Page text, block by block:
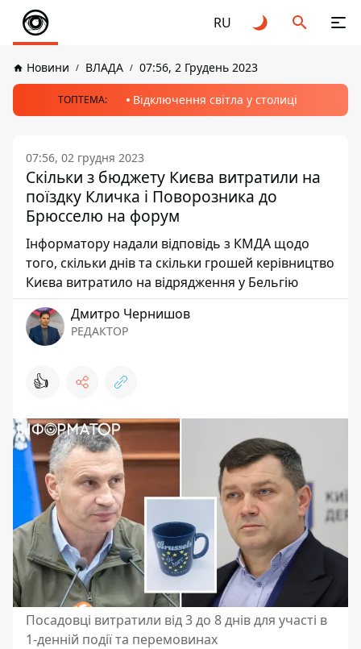
RU
Новини ВЛАДА 07:56, 2 Грудень 2023
ТОПТЕМА: Відключення світла у столиці
07:56, 02 грудня 2023
Скільки з бюджету Києва витратили на
поїздку Кличка і Поворозника до
Брюсселю на форум
Інформатору надали відповідь з КМДА щодо
того, скільки днів та скільки грошей керівництво
Києва витратило на відрядження у Бельгію
Дмитро Чернишов
РЕДАКТОР
👍
Посадовці витратили від 3 до 8 днів для участі в
1-денній події та перемовинах